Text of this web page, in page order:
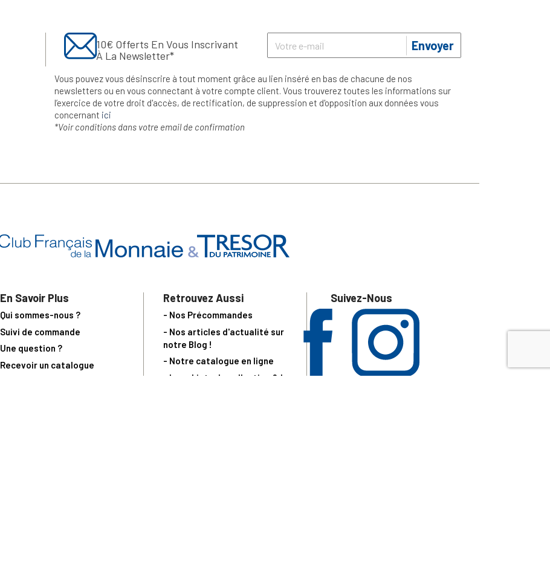
10€ Offerts En Vous Inscrivant
À La Newsletter*
Envoyer
Vous pouvez vous désinscrire à tout moment grâce au lien inséré en bas de chacune de nos
newsletters ou en vous connectant à votre compte client. Vous trouverez toutes les informations sur
l’exercice de votre droit d'accès, de rectification, de suppression et d'opposition aux données vous
concernant ici
*Voir conditions dans votre email de confirmation
En Savoir Plus
Qui sommes-nous ?
Suivi de commande
Une question ?
Recevoir un catalogue
Retrouvez Aussi
- Nos Précommandes
- Nos articles d'actualité sur
notre Blog !
- Notre catalogue en ligne
- Les objets de collection & les
Suivez-Nous